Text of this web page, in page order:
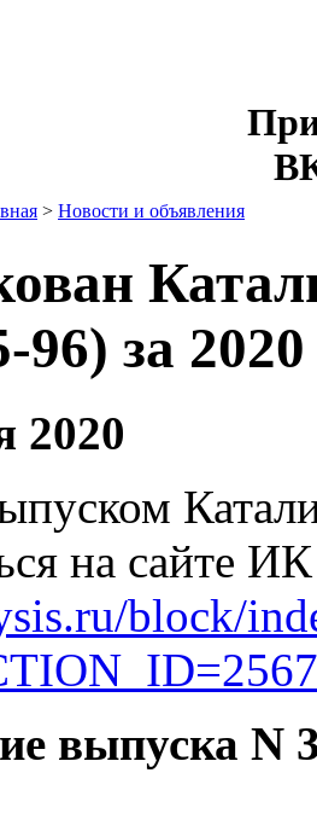
> Новости и объявления
за 2020
2020
на сайте
block/
выпуска N